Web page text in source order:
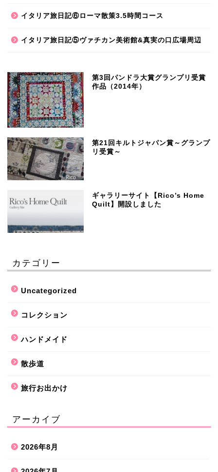
イタリア旅日記⑥ローマ散策3.5時間コース
イタリア旅日記⑤ヴァチカン美術館&真実の口広場周辺
第3回パンドラ大賞グランプリ受賞
作品（2014年）
第21回キルトジャパン賞～グランプ
リ受賞～
ギャラリーサイト【Rico’s Home
Quilt】開設しました
カテゴリー
Uncategorized
コレクション
ハンドメイド
散歩道
旅行お出かけ
アーカイブ
2026年8月